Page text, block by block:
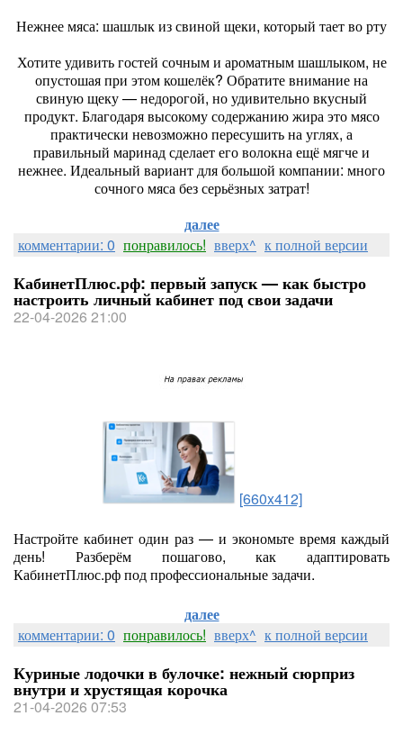
Нежнее мяса: шашлык из свиной щеки, который тает во рту
Хотите удивить гостей сочным и ароматным шашлыком, не
опустошая при этом кошелёк? Обратите внимание на
свиную щеку — недорогой, но удивительно вкусный
продукт. Благодаря высокому содержанию жира это мясо
практически невозможно пересушить на углях, а
правильный маринад сделает его волокна ещё мягче и
нежнее. Идеальный вариант для большой компании: много
сочного мяса без серьёзных затрат!
далее
комментарии: 0 понравилось! вверх^ к полной версии
КабинетПлюс.рф: первый запуск — как быстро
настроить личный кабинет под свои задачи
22-04-2026 21:00
[660x412]
Настройте кабинет один раз — и экономьте время каждый
день! Разберём пошагово, как адаптировать
КабинетПлюс.рф под профессиональные задачи.
далее
комментарии: 0 понравилось! вверх^ к полной версии
Куриные лодочки в булочке: нежный сюрприз
внутри и хрустящая корочка
21-04-2026 07:53